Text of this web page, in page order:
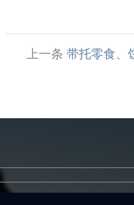
上一条 带托零食、